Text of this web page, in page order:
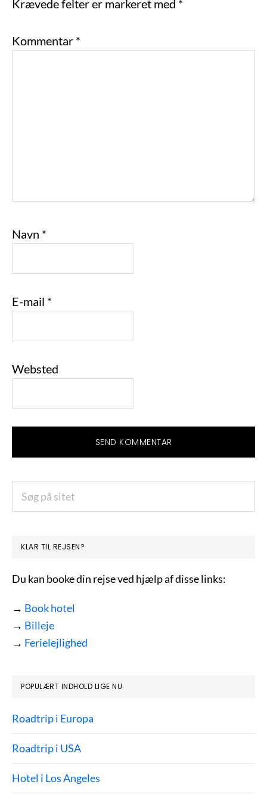
Krævede felter er markeret med *
Kommentar *
Navn *
E-mail *
Websted
PRIMÆR
SIDEBAR
KLAR TIL REJSEN?
Du kan booke din rejse ved hjælp af disse links:
→ Book hotel
→ Billeje
→ Ferielejlighed
POPULÆRT INDHOLD LIGE NU
Roadtrip i Europa
Roadtrip i USA
Hotel i Los Angeles